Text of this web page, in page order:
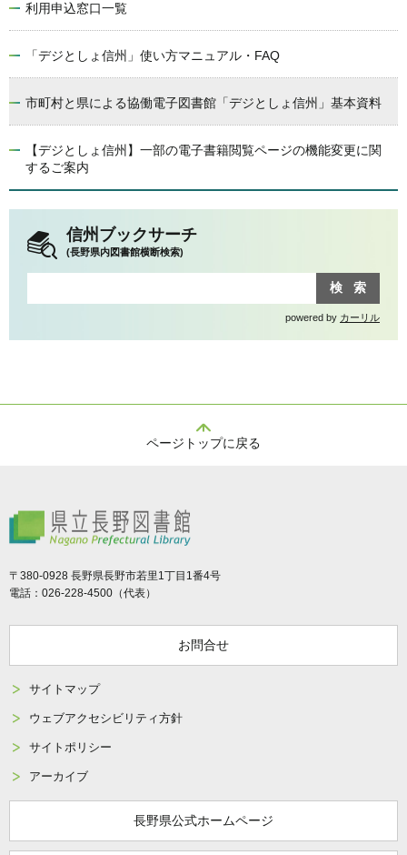
利用申込窓口一覧
「デジとしょ信州」使い方マニュアル・FAQ
市町村と県による協働電子図書館「デジとしょ信州」基本資料
【デジとしょ信州】一部の電子書籍閲覧ページの機能変更に関
するご案内
信州ブックサーチ
(長野県内図書館横断検索)
powered by カーリル
ページトップに戻る
県立長野図書館
〒380-0928 長野県長野市若里1丁目1番4号
電話：026-228-4500（代表）
お問合せ
サイトマップ
ウェブアクセシビリティ方針
サイトポリシー
アーカイブ
長野県公式ホームページ